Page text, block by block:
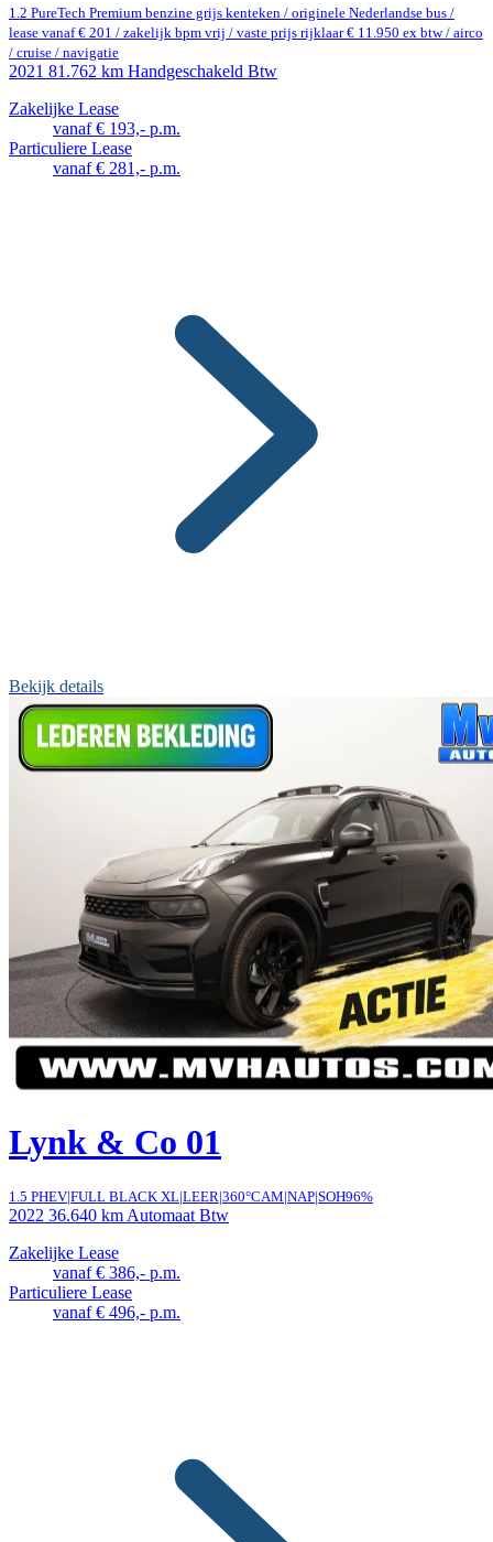
1.2 PureTech Premium benzine grijs kenteken / originele Nederlandse bus /
lease vanaf € 201 / zakelijk bpm vrij / vaste prijs rijklaar € 11.950 ex btw / airco
/ cruise / navigatie
2021 81.762 km Handgeschakeld Btw
Zakelijke Lease
vanaf € 193,- p.m.
Particuliere Lease
vanaf € 281,- p.m.
Bekijk details
Lynk & Co 01
1.5 PHEV|FULL BLACK XL|LEER|360°CAM|NAP|SOH96%
2022 36.640 km Automaat Btw
Zakelijke Lease
vanaf € 386,- p.m.
Particuliere Lease
vanaf € 496,- p.m.